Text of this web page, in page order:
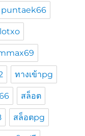
puntaek66
ทางเข้าpg
สล็อต
สล็อตpg